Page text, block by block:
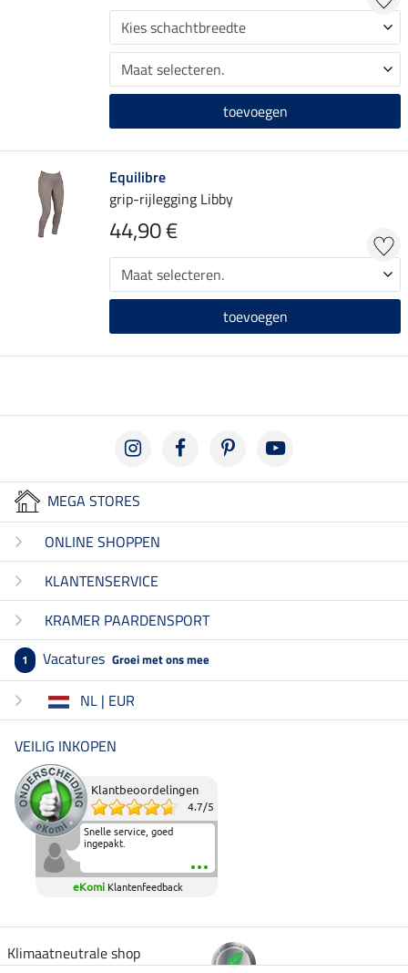
toevoegen
Equilibre
grip-rijlegging Libby
44,90 €
toevoegen
MEGA STORES
ONLINE SHOPPEN
KLANTENSERVICE
KRAMER PAARDENSPORT
1 Vacatures Groei met ons mee
NL | EUR
VEILIG INKOPEN
Klantbeoordelingen
4.7/5
Snelle service, goed
ingepakt.
eKomi Klantenfeedback
Klimaatneutrale shop